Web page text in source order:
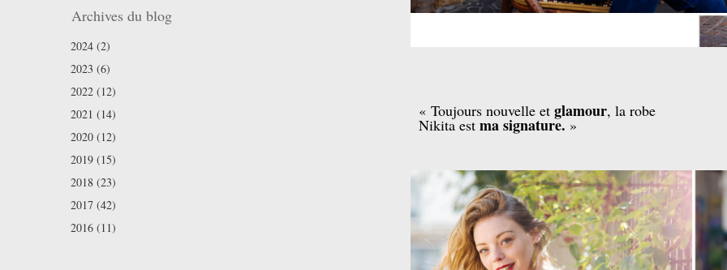
Archives du blog
2024 (2)
2023 (6)
2022 (12)
2021 (14)
2020 (12)
2019 (15)
2018 (23)
2017 (42)
2016 (11)
« Toujours nouvelle et glamour, la robe
Nikita est ma signature. »